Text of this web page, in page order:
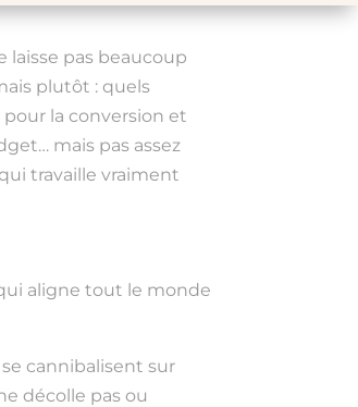
laisse pas beaucoup
plutôt : quels
la conversion et
mais pas assez
travaille vraiment
aligne tout le monde
cannibalisent sur
décolle pas ou